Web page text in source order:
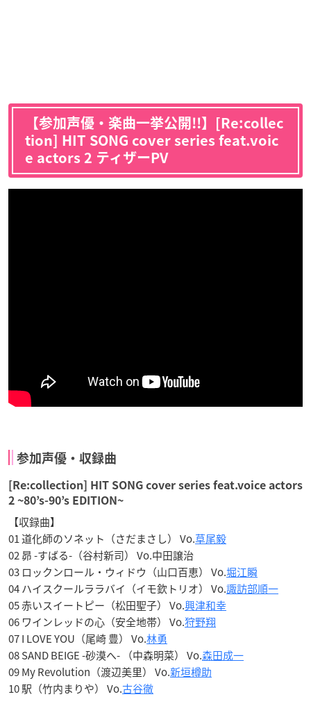
【参加声優・楽曲一挙公開!!】[Re:collec
tion] HIT SONG cover series feat.voic
e actors 2 ティザーPV
参加声優・収録曲
[Re:collection] HIT SONG cover series feat.voice actors
2 ~80’s-90’s EDITION~
【収録曲】
01 道化師のソネット（さだまさし） Vo.草尾毅
02 昴 -すばる-（谷村新司） Vo.中田譲治
03 ロックンロール・ウィドウ（山口百恵） Vo.堀江瞬
04 ハイスクールララバイ（イモ欽トリオ） Vo.諏訪部順一
05 赤いスイートピー（松田聖子） Vo.興津和幸
06 ワインレッドの心（安全地帯） Vo.狩野翔
07 I LOVE YOU（尾崎 豊） Vo.林勇
08 SAND BEIGE -砂漠へ- （中森明菜） Vo.森田成一
09 My Revolution（渡辺美里） Vo.新垣樽助
10 駅（竹内まりや） Vo.古谷徹